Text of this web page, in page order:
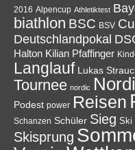
2016 Alpencup Athletiktest
biathlon BSC BSV
Deutschlandpokal
Halton Kilian Pfaffinger
Langlauf Lukas
Tournee nordic
Podest power Reisen
Schanzen Schüler Sieg Ski
Skisprung